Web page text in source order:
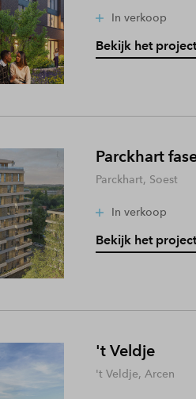
In verkoop
Bekijk het project
Parckhart
Parckhart, Soest
In verkoop
Bekijk het project
't Veldje
't Veldje, Arcen